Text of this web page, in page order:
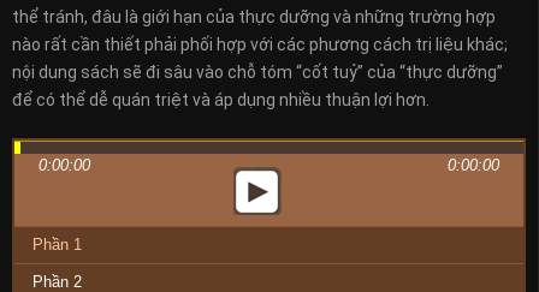
thể tránh, đâu là giới hạn của thực dưỡng và những trường hợp
nào rất cần thiết phải phối hợp với các phương cách trị liệu khác;
nội dung sách sẽ đi sâu vào chỗ tóm “cốt tuỷ” của “thực dưỡng”
để có thể dễ quán triệt và áp dụng nhiều thuận lợi hơn.
0:00:00 0:00:00
Phần 1
Phần 2